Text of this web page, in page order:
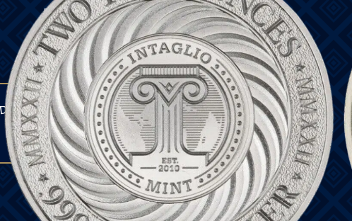
ליאונידס כאשר צבאות פרס דרשו את כניעת נשקם.
1,090
₪ להזמנה מיוחדת
המחיר עשוי להשתנות בהתאם לזמינות המלאי אצל
יכול לנוע בין 15% ל-35%.
למדיניות המשלוחים